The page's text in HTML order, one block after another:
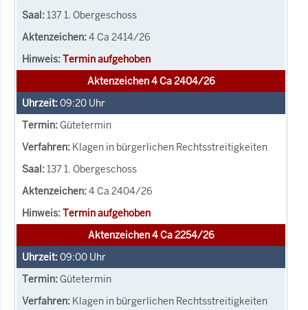
137 1. Obergeschoss
4 Ca 2414/26
Termin aufgehoben
Aktenzeichen 4 Ca 2404/26
09:20 Uhr
Gütetermin
Klagen in bürgerlichen Rechtsstreitigkeiten
137 1. Obergeschoss
4 Ca 2404/26
Termin aufgehoben
Aktenzeichen 4 Ca 2254/26
09:00 Uhr
Gütetermin
Klagen in bürgerlichen Rechtsstreitigkeiten